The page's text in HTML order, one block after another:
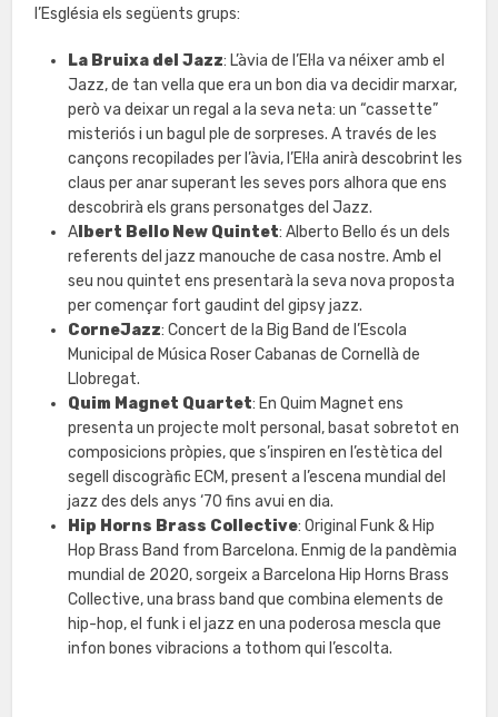
l’Església els següents grups:
La Bruixa del Jazz: L’àvia de l’El·la va néixer amb el
Jazz, de tan vella que era un bon dia va decidir marxar,
però va deixar un regal a la seva neta: un “cassette”
misteriós i un bagul ple de sorpreses. A través de les
cançons recopilades per l’àvia, l’El·la anirà descobrint les
claus per anar superant les seves pors alhora que ens
descobrirà els grans personatges del Jazz.
A lbert Bello New Quintet: Alberto Bello és un dels
referents del jazz manouche de casa nostre. Amb el
seu nou quintet ens presentarà la seva nova proposta
per començar fort gaudint del gipsy jazz.
CorneJazz: Concert de la Big Band de l’Escola
Municipal de Música Roser Cabanas de Cornellà de
Llobregat.
Quim Magnet Quartet: En Quim Magnet ens
presenta un projecte molt personal, basat sobretot en
composicions pròpies, que s’inspiren en l’estètica del
segell discogràfic ECM, present a l’escena mundial del
jazz des dels anys ‘70 fins avui en dia.
Hip Horns Brass Collective: Original Funk & Hip
Hop Brass Band from Barcelona. Enmig de la pandèmia
mundial de 2020, sorgeix a Barcelona Hip Horns Brass
Collective, una brass band que combina elements de
hip-hop, el funk i el jazz en una poderosa mescla que
infon bones vibracions a tothom qui l’escolta.